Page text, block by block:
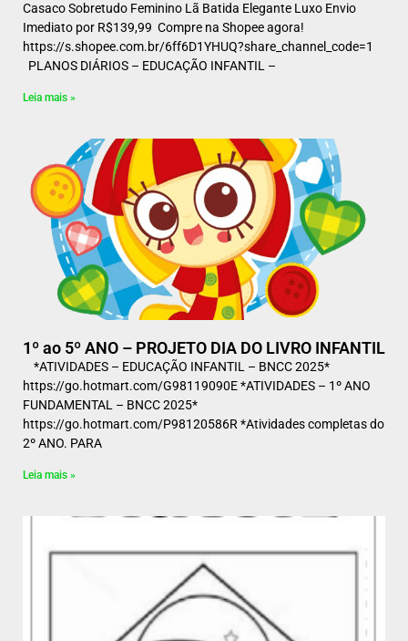
Casaco Sobretudo Feminino Lã Batida Elegante Luxo Envio
Imediato por R$139,99 Compre na Shopee agora!
https://s.shopee.com.br/6ff6D1YHUQ?share_channel_code=1
PLANOS DIÁRIOS – EDUCAÇÃO INFANTIL –
Leia mais »
1º ao 5º ANO – PROJETO DIA DO LIVRO INFANTIL
*ATIVIDADES – EDUCAÇÃO INFANTIL – BNCC 2025*
https://go.hotmart.com/G98119090E *ATIVIDADES – 1º ANO
FUNDAMENTAL – BNCC 2025*
https://go.hotmart.com/P98120586R *Atividades completas do
2º ANO. PARA
Leia mais »